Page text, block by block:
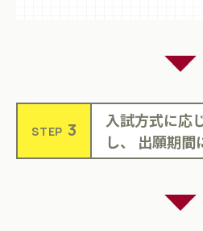
STEP 3
入試方式に応
し、
出願期間